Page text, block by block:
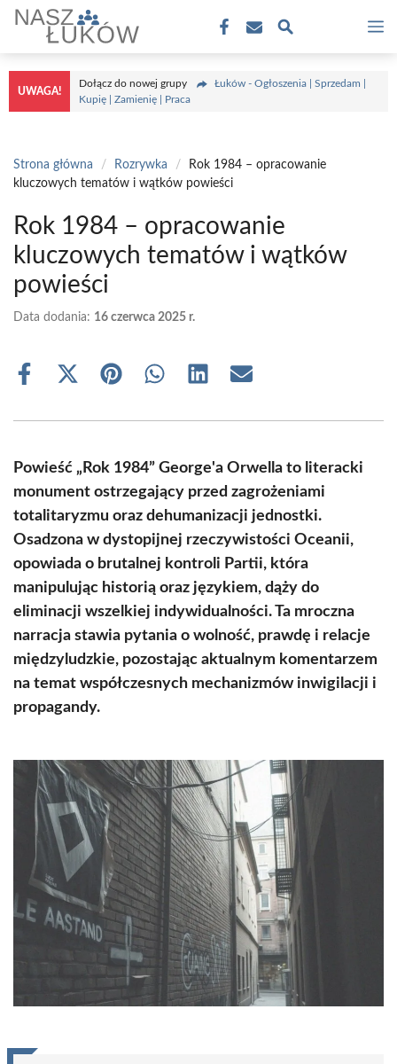
Przejdź
treści
UWAGA!
Dołącz do nowej grupy
Łuków - Ogłoszenia | Sprzedam |
Kupię | Zamienię | Praca
Strona główna / Rozrywka /
Rok 1984 – opracowanie
kluczowych tematów i wątków powieści
Rok 1984 – opracowanie
kluczowych tematów i wątków
powieści
Data dodania: 16 czerwca 2025 r.
Share
Share
(Twitter)
Share Share Share Share
Powieść „Rok 1984” George'a Orwella to literacki
monument ostrzegający przed zagrożeniami
totalitaryzmu oraz dehumanizacji jednostki.
Osadzona w dystopijnej rzeczywistości Oceanii,
opowiada o brutalnej kontroli Partii, która
manipulując historią oraz językiem, dąży do
eliminacji wszelkiej indywidualności. Ta mroczna
narracja stawia pytania o wolność, prawdę i relacje
międzyludzkie, pozostając aktualnym komentarzem
na temat współczesnych mechanizmów inwigilacji i
propagandy.